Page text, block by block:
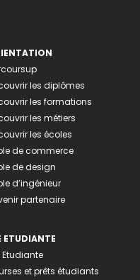
les diplômes
les formations
les métiers
les écoles
de commerce
de design
d’ingénieur
partenaire
ETUDIANTE
Etudiante
et prêts étudiants